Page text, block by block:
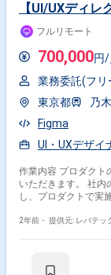
【UI/UXディ
フルリモート
700,000円/
業務委託(フリ
東京都
乃
Figma
UI・UXデザイ
作業内容 プロダクト
いただきます。 社内
し、プロダクトで実
2年前・ 提供元: レバテッ